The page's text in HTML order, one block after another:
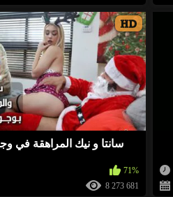
« https://ja.cat/eroeg ➤ هنا يمكنك خلع ملابس أي فتاة ورؤيتها عارية) يرجى التقييم
-15
«
http://xnice.fun/arb
-25
http://xfind.site/arb
HD
سانتا و نيك المراهقة في
71%
8 273 681